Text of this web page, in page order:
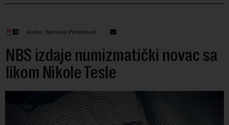
Autor: Nevena Petaković
NBS izdaje numizmatički novac sa
likom Nikole Tesle